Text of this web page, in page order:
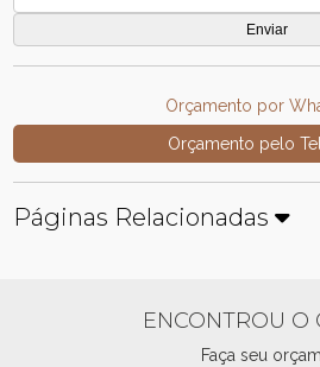
Orçamento por
Orçamento pelo
Páginas Relacionadas
ENCONTROU O
Faça seu